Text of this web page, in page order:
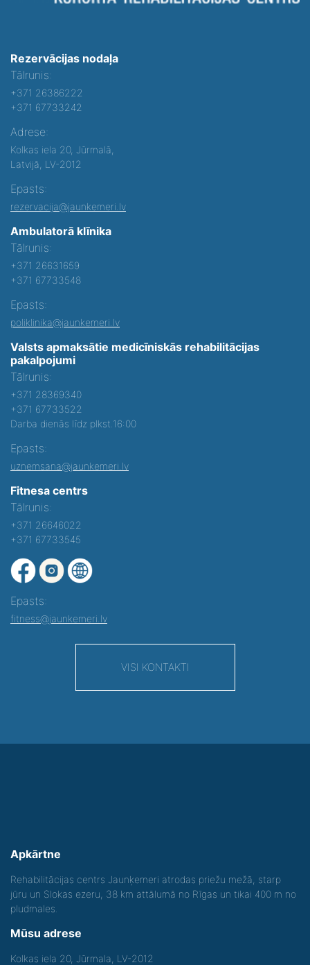
Rezervācijas nodaļa
Tālrunis:
+371 26386222
+371 67733242
Adrese:
Kolkas iela 20, Jūrmalā,
Latvijā, LV-2012
Epasts:
rezervacija@jaunkemeri.lv
Ambulatorā klīnika
Tālrunis:
+371 26631659
+371 67733548
Epasts:
poliklinika@jaunkemeri.lv
Valsts apmaksātie medicīniskās rehabilitācijas
pakalpojumi
Tālrunis:
+371 28369340
+371 67733522
Darba dienās līdz plkst.16:00
Epasts:
uznemsana@jaunkemeri.lv
Fitnesa centrs
Tālrunis:
+371 26646022
+371 67733545
Epasts:
fitness@jaunkemeri.lv
VISI KONTAKTI
Apkārtne
Rehabilitācijas centrs Jaunķemeri atrodas priežu mežā, starp
jūru un Slokas ezeru, 38 km attālumā no Rīgas un tikai 400 m no
pludmales.
Mūsu adrese
Kolkas iela 20, Jūrmala, LV-2012